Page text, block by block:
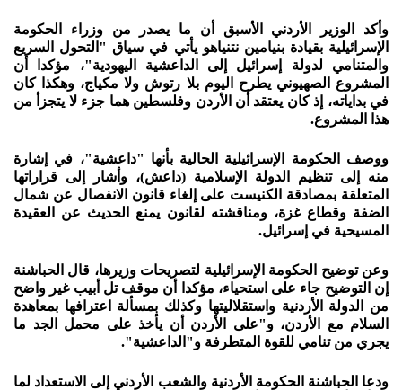
وأكد الوزير الأردني الأسبق أن ما يصدر من وزراء الحكومة
الإسرائيلية بقيادة بنيامين نتنياهو يأتي في سياق "التحول السريع
والمتنامي لدولة إسرائيل إلى الداعشية اليهودية"، مؤكدا أن
المشروع الصهيوني يطرح اليوم بلا رتوش ولا مكياج، وهكذا كان
في بداياته، إذ كان يعتقد أن الأردن وفلسطين هما جزء لا يتجزأ من
هذا المشروع.
ووصف الحكومة الإسرائيلية الحالية بأنها "داعشية"، في إشارة
منه إلى تنظيم الدولة الإسلامية (داعش)، وأشار إلى قراراتها
المتعلقة بمصادقة الكنيست على إلغاء قانون الانفصال عن شمال
الضفة وقطاع غزة، ومناقشته لقانون يمنع الحديث عن العقيدة
المسيحية في إسرائيل.
وعن توضيح الحكومة الإسرائيلية لتصريحات وزيرها، قال الحباشنة
إن التوضيح جاء على استحياء، مؤكدا أن موقف تل أبيب غير واضح
من الدولة الأردنية واستقلاليتها وكذلك بمسألة اعترافها بمعاهدة
السلام مع الأردن، و"على الأردن أن يأخذ على محمل الجد ما
يجري من تنامي للقوة المتطرفة و"الداعشية".
ودعا الحباشنة الحكومة الأردنية والشعب الأردني إلى الاستعداد لما